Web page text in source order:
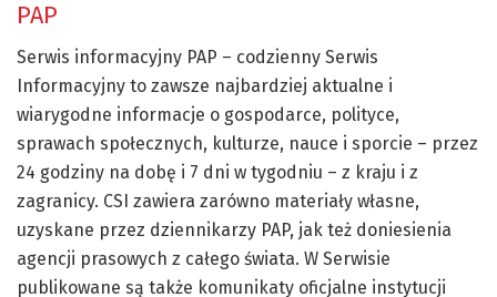
PAP
Serwis informacyjny PAP – codzienny Serwis
Informacyjny to zawsze najbardziej aktualne i
wiarygodne informacje o gospodarce, polityce,
sprawach społecznych, kulturze, nauce i sporcie – przez
24 godziny na dobę i 7 dni w tygodniu – z kraju i z
zagranicy. CSI zawiera zarówno materiały własne,
uzyskane przez dziennikarzy PAP, jak też doniesienia
agencji prasowych z całego świata. W Serwisie
publikowane są także komunikaty oficjalne instytucji